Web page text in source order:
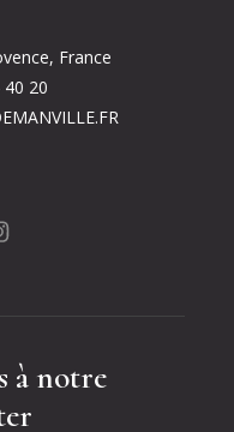
France
20
à notre